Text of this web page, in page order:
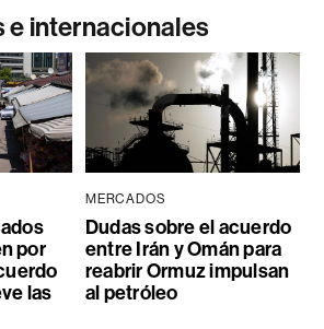
e internacionales
por
las
MERCADOS
Dudas sobre el acuerdo
entre Irán y Omán para
reabrir Ormuz impulsan
al petróleo